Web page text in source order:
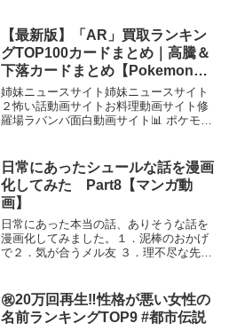
相談・お問い合わせはこちらまで E-
Mai...
【最新版】「AR」買取ランキン
グTOP100カードまとめ｜高騰＆
下落カードまとめ【Pokemon
Card】｜AR相場まだまだ上昇？
姉妹ニュースサイト姉妹ニュースサイト
２怖い話動画サイトお料理動画サイト修
羅場ラバンバ面白動画サイト📊 ポケモン
す😊今週のポケモンカードAR買取ランキ
ングの動画になりま...
日常にあったシュールな話を漫画
化してみた Part8【マンガ動
画】
日常にあった本当の話、ありそうな話を
漫画化してみました。１．泥棒のおかげ
で２．気が合うメル友 ３．理不尽な先生
して掲載しているマンガ動画チャンネル
です。ファンアートを含...
㊗️20万回再生‼︎性格が悪い女性の
名前ランキングTOP9 #都市伝説